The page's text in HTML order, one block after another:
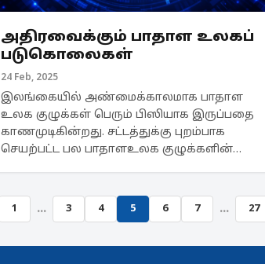
அதிரவைக்கும் பாதாள உலகப்
படுகொலைகள்
24 Feb, 2025
இலங்கையில் அண்மைக்காலமாக பாதாள
உலக குழுக்கள் பெரும் பிஸியாக இருப்பதை
காணமுடிகின்றது. சட்டத்துக்கு புறம்பாக
செயற்பட்ட பல பாதாளஉலக குழுக்களின்
போதைப்பொருள் வர்த்தகம...
1 ... 3 4 5 6 7 ... 27